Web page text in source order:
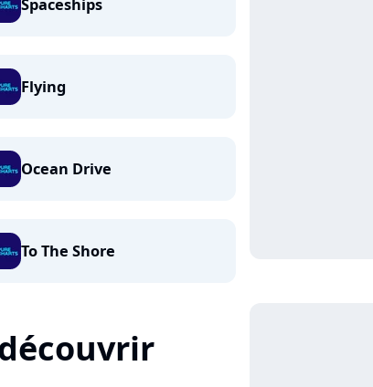
Spaceships
Flying
Ocean Drive
To The Shore